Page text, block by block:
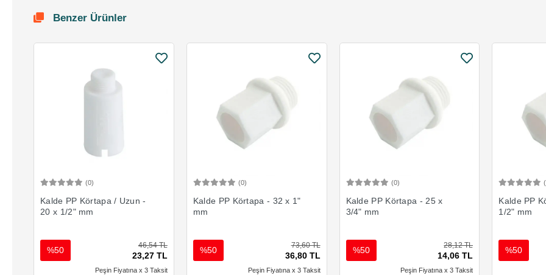
Benzer Ürünler
(0)
Kalde PP Körtapa / Uzun -
20 x 1/2" mm
46,54 TL
23,27 TL
%50
Peşin Fiyatına x 3 Taksit
(0)
Kalde PP Körtapa - 32 x 1"
mm
73,60 TL
36,80 TL
%50
Peşin Fiyatına x 3 Taksit
(0)
Kalde PP Körtapa - 25 x
3/4" mm
28,12 TL
14,06 TL
%50
Peşin Fiyatına x 3 Taksit
Kalde PP
1/2" mm
%50